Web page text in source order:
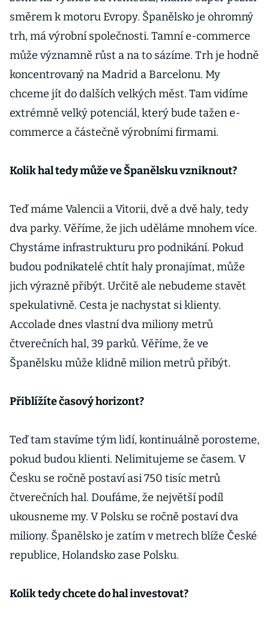
směrem k motoru Evropy. Španělsko je ohromný
trh, má výrobní společnosti. Tamní e-commerce
může významně růst a na to sázíme. Trh je hodně
koncentrovaný na Madrid a Barcelonu. My
chceme jít do dalších velkých měst. Tam vidíme
extrémně velký potenciál, který bude tažen e-
commerce a částečně výrobními firmami.
Kolik hal tedy může ve Španělsku vzniknout?
Teď máme Valencii a Vitorii, dvě a dvě haly, tedy
dva parky. Věříme, že jich uděláme mnohem více.
Chystáme infrastrukturu pro podnikání. Pokud
budou podnikatelé chtít haly pronajímat, může
jich výrazně přibýt. Určitě ale nebudeme stavět
spekulativně. Cesta je nachystat si klienty.
Accolade dnes vlastní dva miliony metrů
čtverečních hal, 39 parků. Věříme, že ve
Španělsku může klidně milion metrů přibýt.
Přiblížíte časový horizont?
Teď tam stavíme tým lidí, kontinuálně porosteme,
pokud budou klienti. Nelimitujeme se časem. V
Česku se ročně postaví asi 750 tisíc metrů
čtverečních hal. Doufáme, že největší podíl
ukousneme my. V Polsku se ročně postaví dva
miliony. Španělsko je zatím v metrech blíže České
republice, Holandsko zase Polsku.
Kolik tedy chcete do hal investovat?